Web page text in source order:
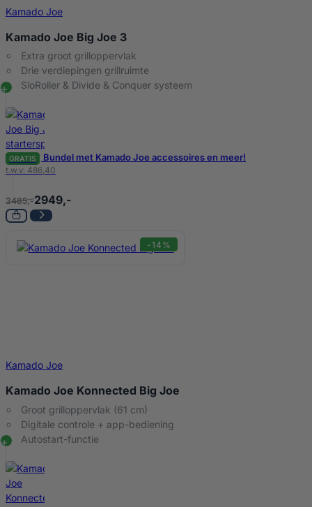
Kamado Joe
Kamado Joe Big Joe 3
Extra groot grilloppervlak
Drie verdiepingen grillruimte
SloRoller & Divide & Conquer systeem
GRATIS Bundel met Kamado Joe accessoires en meer!
t.w.v. 486,40
3485,-2949,-
-14%
Kamado Joe
Kamado Joe Konnected Big Joe
Groot grilloppervlak (61 cm)
Digitale controle + app-bediening
Autostart-functie